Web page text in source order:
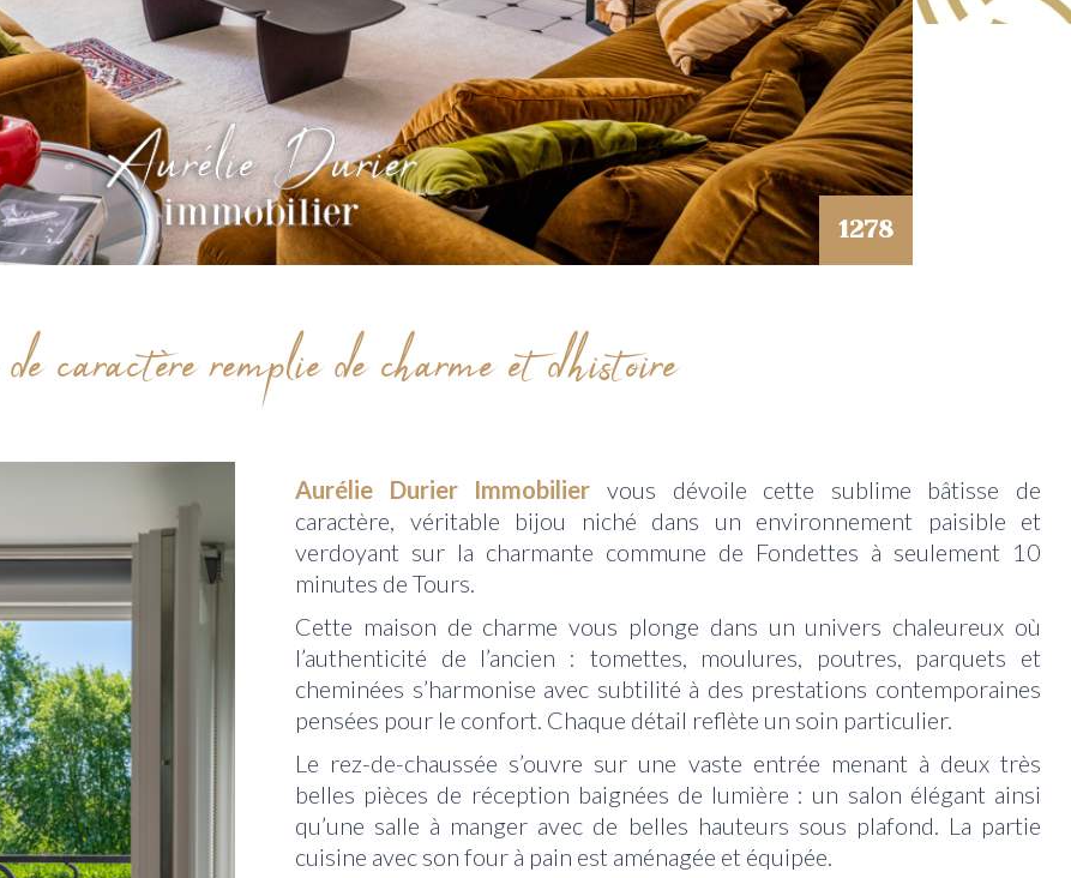
1278
caractère remplie de charme et d’histoire
Aurélie Durier Immobilier vous dévoile cette sublime bâtisse de
caractère, véritable bijou niché dans un environnement paisible et
verdoyant sur la charmante commune de Fondettes à seulement 10
minutes de Tours.
Cette maison de charme vous plonge dans un univers chaleureux où
l’authenticité de l’ancien : tomettes, moulures, poutres, parquets et
cheminées s’harmonise avec subtilité à des prestations contemporaines
pensées pour le confort. Chaque détail reflète un soin particulier.
Le rez-de-chaussée s’ouvre sur une vaste entrée menant à deux très
belles pièces de réception baignées de lumière : un salon élégant ainsi
qu’une salle à manger avec de belles hauteurs sous plafond. La partie
cuisine avec son four à pain est aménagée et équipée.